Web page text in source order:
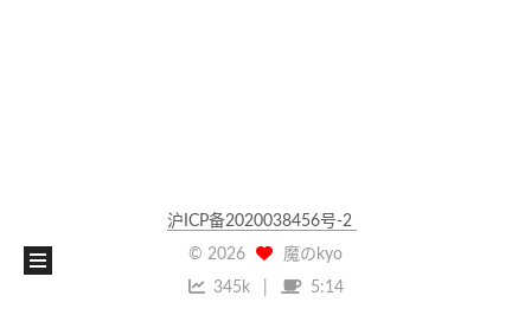
沪ICP备2020038456号-2
© 2026
魔のkyo
345k
5:14